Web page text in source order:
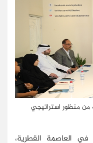
من منظور استراتيجي
في العاصمة القطرية،